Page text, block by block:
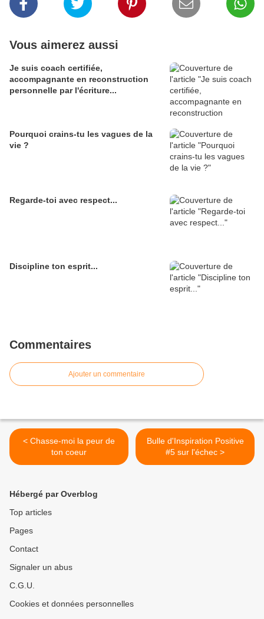
Vous aimerez aussi
Je suis coach certifiée,
accompagnante en reconstruction
personnelle par l'écriture...
Pourquoi crains-tu les vagues de la
vie ?
Regarde-toi avec respect...
Discipline ton esprit...
Commentaires
Ajouter un commentaire
< Chasse-moi la peur de
ton coeur
Bulle d'Inspiration Positive
#5 sur l'échec >
Hébergé par Overblog
Top articles
Pages
Contact
Signaler un abus
C.G.U.
Cookies et données personnelles